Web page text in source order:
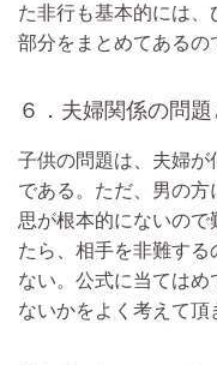
た非行も基本的には、
部分をまとめてあるの
６．夫婦関係の問
子供の問題は、夫婦
である。ただ、男の
思が根本的にないの
たら、相手を非難す
ない。公式に当ては
ないかをよく考えて頂